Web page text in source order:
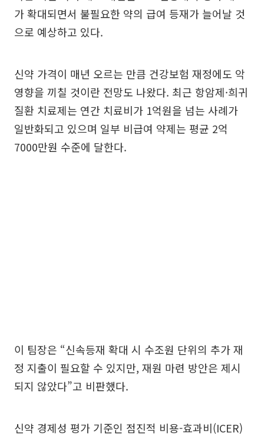
가 확대되면서 불필요한 약의 급여 등재가 늘어날 것
으로 예상하고 있다.
신약 가격이 매년 오르는 만큼 건강보험 재정에도 악
영향을 끼칠 것이란 전망도 나왔다. 최근 항암제·희귀
질환 치료제는 연간 치료비가 1억원을 넘는 사례가
일반화되고 있으며 일부 비급여 약제는 평균 2억
7000만원 수준에 달한다.
이 팀장은 “신속등재 확대 시 수조원 단위의 추가 재
정 지출이 필요할 수 있지만, 재원 마련 방안은 제시
되지 않았다”고 비판했다.
신약 경제성 평가 기준인 점진적 비용-효과비(ICER)